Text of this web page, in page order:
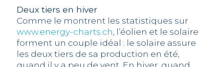
Deux tiers en hiver
Comme le montrent les statistiques sur
www.energy-charts.ch , l’éolien et le solaire
forment un couple idéal : le solaire assure
les deux tiers de sa production en été,
quand il y a peu de vent. En hiver, quand